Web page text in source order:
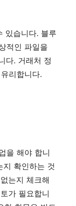
있습니다. 블루
적인 파일을
다. 거래처 정
리합니다.
을 해야 합니
지 확인하는 것
는지 체크해
가 필요합니